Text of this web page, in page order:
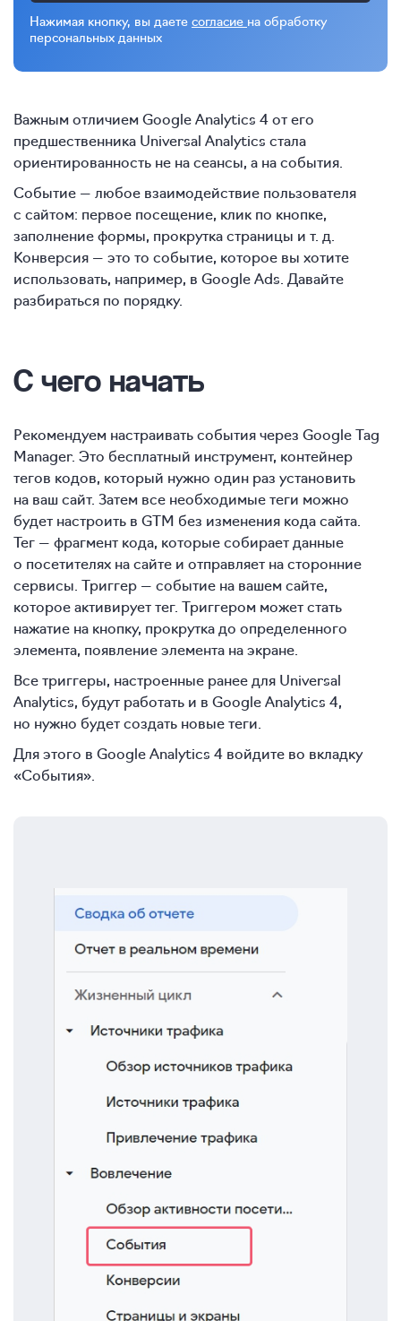
Нажимая кнопку, вы даете согласие на обработку
персональных данных
Важным отличием Google Analytics 4 от его
предшественника Universal Analytics стала
ориентированность не на сеансы, а на события.
Событие — любое взаимодействие пользователя
с сайтом: первое посещение, клик по кнопке,
заполнение формы, прокрутка страницы и т. д.
Конверсия — это то событие, которое вы хотите
использовать, например, в Google Ads. Давайте
разбираться по порядку.
С чего начать
Рекомендуем настраивать события через Google Tag
Manager. Это бесплатный инструмент, контейнер
тегов кодов, который нужно один раз установить
на ваш сайт. Затем все необходимые теги можно
будет настроить в GTM без изменения кода сайта.
Тег — фрагмент кода, которые собирает данные
о посетителях на сайте и отправляет на сторонние
сервисы. Триггер — событие на вашем сайте,
которое активирует тег. Триггером может стать
нажатие на кнопку, прокрутка до определенного
элемента, появление элемента на экране.
Все триггеры, настроенные ранее для Universal
Analytics, будут работать и в Google Analytics 4,
но нужно будет создать новые теги.
Для этого в Google Analytics 4 войдите во вкладку
«События».